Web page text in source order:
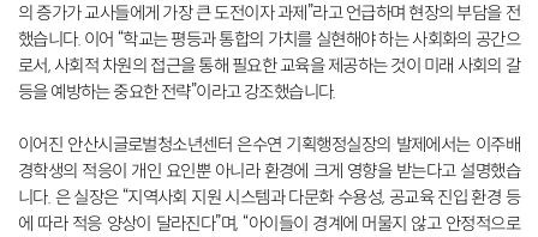
의 증가가 교사들에게 가장 큰 도전이자 과제”라고 언급하며 현장의 부담을 전
했습니다. 이어 “학교는 평등과 통합의 가치를 실현해야 하는 사회화의 공간으
로서, 사회적 차원의 접근을 통해 필요한 교육을 제공하는 것이 미래 사회의 갈
등을 예방하는 중요한 전략”이라고 강조했습니다.
이어진 안산시글로벌청소년센터 은수연 기획행정실장의 발제에서는 이주배
경학생의 적응이 개인 요인뿐 아니라 환경에 크게 영향을 받는다고 설명했습
니다. 은 실장은 “지역사회 지원 시스템과 다문화 수용성, 공교육 진입 환경 등
에 따라 적응 양상이 달라진다”며, “아이들이 경계에 머물지 않고 안정적으로